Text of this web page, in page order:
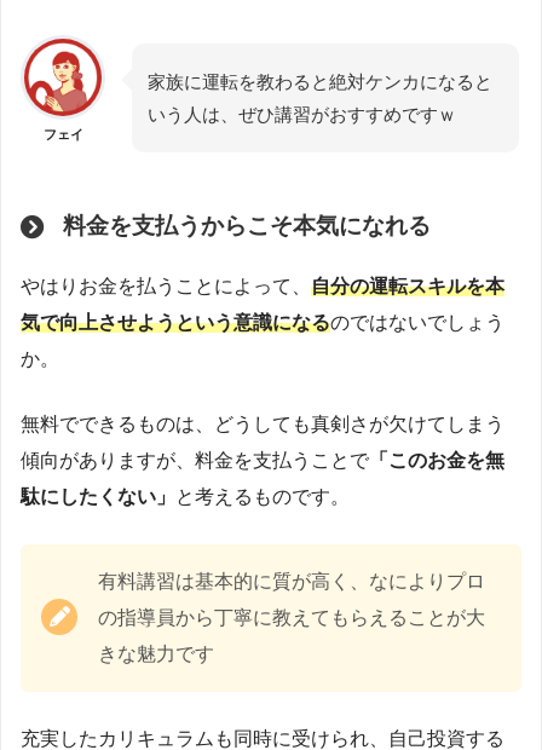
フェイ
家族に運転を教わると絶対ケンカになると
いう人は、ぜひ講習がおすすめですｗ
料金を支払うからこそ本気になれる
やはりお金を払うことによって、 自分の運転スキルを本
気で向上させようという意識になるのではないでしょう
か。
無料でできるものは、どうしても真剣さが欠けてしまう
傾向がありますが、料金を支払うことで 「このお金を無
駄にしたくない」 と考えるものです。
有料講習は基本的に質が高く、なによりプロ
の指導員から丁寧に教えてもらえることが大
きな魅力です
充実したカリキュラムも同時に受けられ、自己投資する